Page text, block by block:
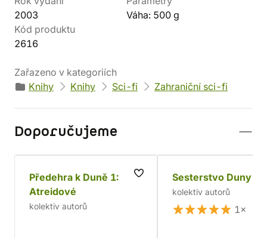
2003
Váha: 500 g
Kód produktu
2616
Zařazeno v kategoriích
Knihy
Knihy Sci-fi Zahraniční sci-fi
Doporučujeme
Předehra k Duně 1:
Atreidové
kolektiv autorů
Sesterstvo Duny
kolektiv autorů
1×